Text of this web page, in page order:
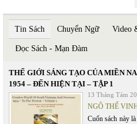
Tin Sách Chuyển Ngữ Video
Đọc Sách - Mạn Đàm
THẾ GIỚI SÁNG TẠO CỦA MIỀN
1954 – ĐẾN HIỆN TẠI – TẬP 1
13 Tháng Tám
NGÔ THẾ
Cuốn sách này